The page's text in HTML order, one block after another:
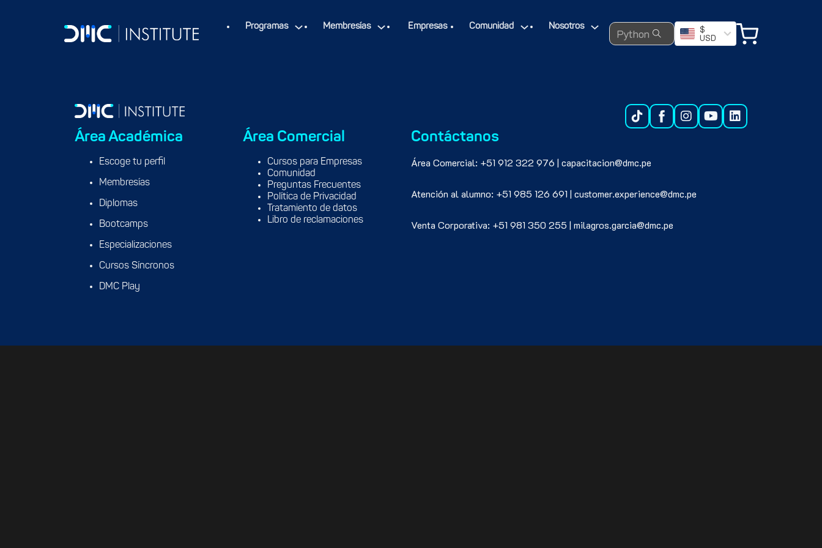
Programas Membresías Empresas Comunidad Nosotros Search ...
$
USD
Data Deliver & Visualization
Área Académica
Escoge tu perfil
Membresías
Diplomas
Bootcamps
Especializaciones
Cursos Síncronos
DMC Play
Área Comercial
Cursos para Empresas
Comunidad
Preguntas Frecuentes
Política de Privacidad
Tratamiento de datos
Libro de reclamaciones
Contáctanos
Área Comercial: +51 912 322 976 | capacitacion@dmc.pe
Atención al alumno: +51 985 126 691 | customer.experience@dmc.pe
Venta Corporativa: +51 981 350 255 | milagros.garcia@dmc.pe